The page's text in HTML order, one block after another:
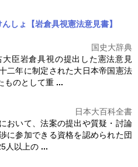
しょ【岩倉具視憲法意見書】
国史大辞典
臣岩倉具視の提出した憲法意見
二年に制定された大日本帝国憲法
ものとして重 ...
日本大百科全書
おいて、法案の提出や質疑・討論
に参加できる資格を認められた団
人以上の ...